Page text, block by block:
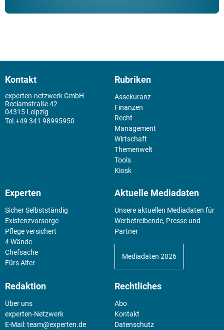
Kontakt
experten-netzwerk GmbH
Reclamstraße 42
04315 Leipzig
+49 341 98995950
Rubriken
Assekuranz
Finanzen
Recht
Management
Wirtschaft
Themenwelt
Tools
Kiosk
Experten
Sicher Selbstständig
Existenz­vorsorge
Pflege versichert
4 Wände
Chefsache
Fürs Alter
Aktuelle Mediadaten
Unsere aktuellen Mediadaten für
Werbetreibende, Presse und
Partner
Mediadaten 2026
Redaktion
Über uns
experten-Netzwerk
E-Mail:team@experten.de
Rechtliches
Abo
Kontakt
Datenschutz